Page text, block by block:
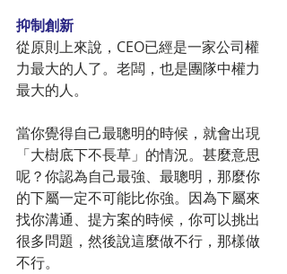
抑制創新
從原則上來說，CEO已經是一家公司權
力最大的人了。老闆，也是團隊中權力
最大的人。
當你覺得自己最聰明的時候，就會出現
「大樹底下不長草」的情況。甚麼意思
呢？你認為自己最強、最聰明，那麼你
的下屬一定不可能比你強。因為下屬來
找你溝通、提方案的時候，你可以挑出
很多問題，然後說這麼做不行，那樣做
不行。